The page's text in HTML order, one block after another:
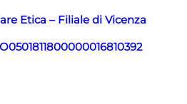
Etica – Filiale di Vicenza